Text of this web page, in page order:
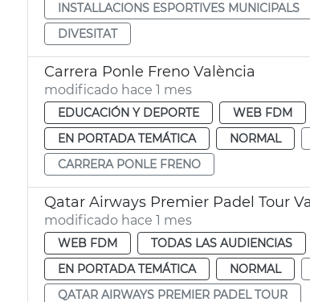
INSTALLACIONS ESPORTIVES MUNICIPALS
DIVESITAT
Carrera Ponle Freno València
modificado hace 1 mes
EDUCACIÓN Y DEPORTE WEB FDM
EN PORTADA TEMÁTICA
NORMAL
CARRERA PONLE FRENO
Qatar Airways Premier Padel Tour
modificado hace 1 mes
WEB FDM TODAS LAS AUDIENCIAS
EN PORTADA TEMÁTICA
NORMAL
QATAR AIRWAYS PREMIER PADEL TOUR